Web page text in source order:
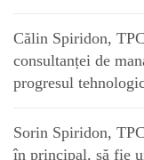
Călin Spiridon,
consultanței de
progresul
Sorin Spiridon,
în principal, să fie